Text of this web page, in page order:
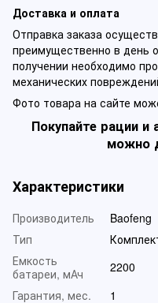
Доставка и оплата
Отправка заказа
преимущественно в день
получении необходимо
механических
Фото товара на сайте
Покупайте рации и
можно
Характеристики
Производитель
Baofeng
Тип
Емкость
батареи, мАч
2200
Гарантия, мес.
1